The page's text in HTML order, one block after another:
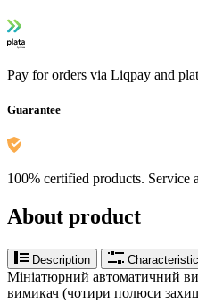
Pay for orders via Liqpay and
Guarantee
100% certified products. Service
About product
Description
Мініатюрний автоматичний
вимикач (чотири полюси